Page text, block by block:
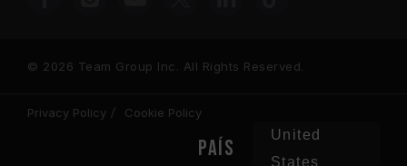
© 2026 Team Group Inc. All Rights Reserved.
Privacy Policy Cookie Policy
PAÍS
United
States